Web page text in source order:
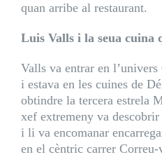
quan arribe al restaurant.
Luis Valls i la seua cuina
Valls va entrar en
i estava en les cuines de
obtindre la tercera estrela
xef extremeny va
i li va encomanar
en el cèntric carrer